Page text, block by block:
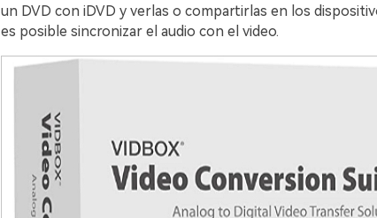
un DVD con iDVD y verlas o compartirlas en los
es posible sincronizar el audio con el video.